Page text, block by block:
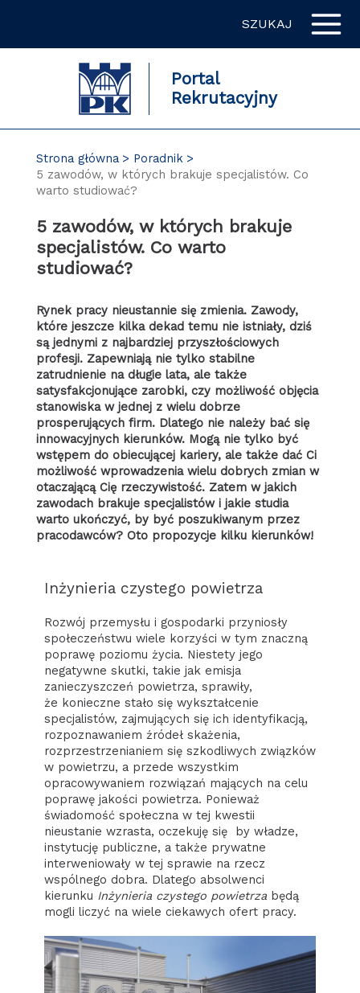
SZUKAJ
Portal
Rekrutacyjny
Strona główna
Poradnik
5 zawodów, w których brakuje specjalistów. Co
warto studiować?
5 zawodów, w których brakuje
specjalistów. Co warto
studiować?
Rynek pracy nieustannie się zmienia. Zawody,
które jeszcze kilka dekad temu nie istniały, dziś
są jednymi z najbardziej przyszłościowych
profesji. Zapewniają nie tylko stabilne
zatrudnienie na długie lata, ale także
satysfakcjonujące zarobki, czy możliwość objęcia
stanowiska w jednej z wielu dobrze
prosperujących firm. Dlatego nie należy bać się
innowacyjnych kierunków. Mogą nie tylko być
wstępem do obiecującej kariery, ale także dać Ci
możliwość wprowadzenia wielu dobrych zmian w
otaczającą Cię rzeczywistość. Zatem w jakich
zawodach brakuje specjalistów i jakie studia
warto ukończyć, by być poszukiwanym przez
pracodawców? Oto propozycje kilku kierunków!
Inżynieria czystego powietrza
Rozwój przemysłu i gospodarki przyniosły
społeczeństwu wiele korzyści w tym znaczną
poprawę poziomu życia. Niestety jego
negatywne skutki, takie jak emisja
zanieczyszczeń powietrza, sprawiły,
że konieczne stało się wykształcenie
specjalistów, zajmujących się ich identyfikacją,
rozpoznawaniem źródeł skażenia,
rozprzestrzenianiem się szkodliwych związków
w powietrzu, a przede wszystkim
opracowywaniem rozwiązań mających na celu
poprawę jakości powietrza. Ponieważ
świadomość społeczna w tej kwestii
nieustanie wzrasta, oczekuję się by władze,
instytucję publiczne, a także prywatne
interweniowały w tej sprawie na rzecz
wspólnego dobra. Dlatego absolwenci
kierunku Inżynieria czystego powietrzabędą
mogli liczyć na wiele ciekawych ofert pracy.